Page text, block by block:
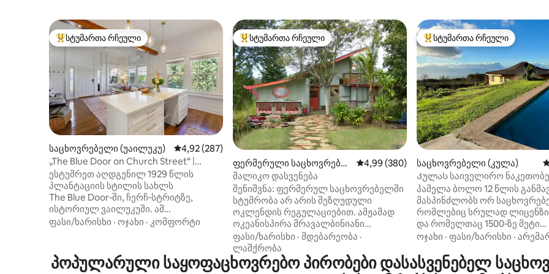
სტუმართა რჩეული მოწინავე ვარიანტი
სტუმართა რჩეული
საცხოვრებელი (უაილუკუ) საშუალო შეფასებაა 5‑დან 4,92, 287 მიმოხილვა
4,92 (287)
„The Blue Door on Church Street“ |
ვინტაჟური ერთსაძინებლიანი
ესტუმრეთ აღდგენილ 1929 წლის
პლანტაციის სტილის სახლს
The Blue Door‑ში, ჩერჩ‑სტრიტზე,
ისტორიულ ვაილუკუში. ამ
ერთსაძინებლიან პირად
მასალით გაწყობილი კვინ‑ზომის
საძინებელი დივანი, მაღალი ჭერი, ხის
ფასი/ხარისხი · ოჯახი · კომფორტი
სტუმართა რჩეული მოწინავე ვარიანტი
სტუმართა რჩეული
ფერმერული საცხოვრებე
ლი (ჰაიკუ-პაუელა)
საშუალო შეფასებაა 5‑დან 4,99, 380
4,99 (380)
მალიკო დასვენება
შენიშვნა: ფერმერულ საცხოვრებელში
სტუმრობა არ არის შეზღუდული
ოკლენდის რეგულაციებით. ამჟამად
ოკეანისპირა მრავალბინიანი
სახლების ბევრი მფლობელი
იძულებულია, რომ თანდათანობით
დატოვოს საცხოვრებელი.
ფერმერული საცხოვრებლები
ფასი/ხარისხი · მდებარეობა ·
ლაშქრობა
სტუმართა რჩეული მოწინავე
სტუმართა რჩეული
საცხოვრებელი (კულა)
Კულას საიველირო
ჯაკუზი და გასაოცარი ხედები!
პამელა ბოლო 12 წლის
მასპინძლობს ორ
რომლებიც სრულად
და რომელთაც 1500‑ზე მეტი
ხუთვარსკვლავიანი
2023 წლის მაუის ხანძრებში.
ახალი სამკაულის
ოჯახი · ფასი/ხარისხი ·
პოპულარული საყოფაცხოვრებო პირობები დასასვენებელ